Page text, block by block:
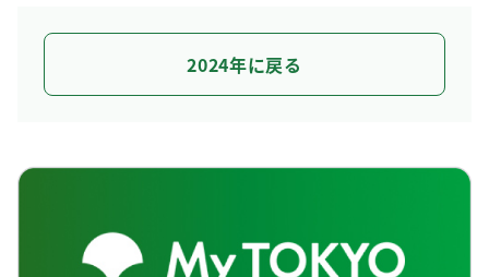
2024年に戻る